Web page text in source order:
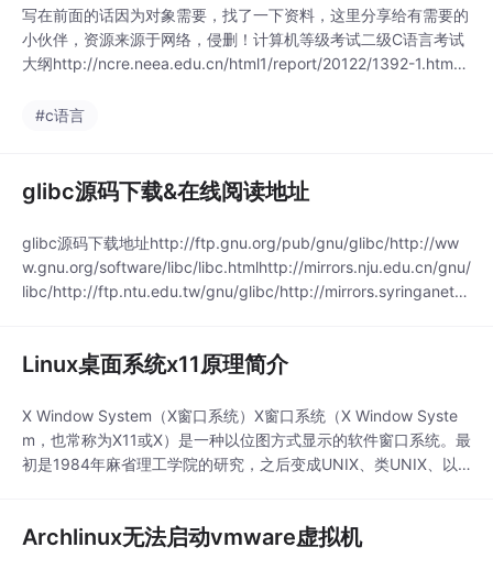
写在前面的话因为对象需要，找了一下资料，这里分享给有需要的
小伙伴，资源来源于网络，侵删！计算机等级考试二级C语言考试
大纲http://ncre.neea.edu.cn/html1/report/20122/1392-1.htm因
oft Visual C++ 2010 学习版 安装：下载链接：推荐用迅雷下载：(
#c语言
glibc源码下载&在线阅读地址
glibc源码下载地址http://ftp.gnu.org/pub/gnu/glibc/http://ww
w.gnu.org/software/libc/libc.htmlhttp://mirrors.nju.edu.cn/gnu/
libc/http://ftp.ntu.edu.tw/gnu/glibc/http://mirrors.syringanetw
Linux桌面系统x11原理简介
X Window System（X窗口系统）X窗口系统（X Window Syste
m，也常称为X11或X）是一种以位图方式显示的软件窗口系统。最
初是1984年麻省理工学院的研究，之后变成UNIX、类UNIX、以
统所用的图形用户界面，此后则逐渐扩展适用到各形各色的其他操
Archlinux无法启动vmware虚拟机